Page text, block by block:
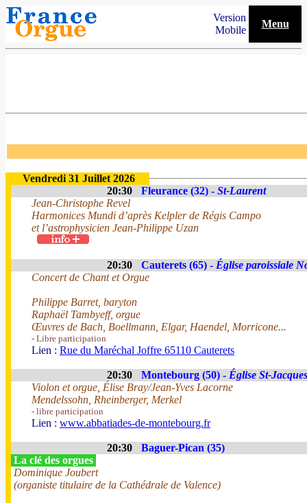
Version
Mobile
Menu
Vendredi 31 Juillet 2026
20:30
Fleurance (32) - St-Laurent
Jean-Christophe Revel
Harmonices Mundi d’après Kelpler de Régis Campo
et l’astrophysicien Jean-Philippe Uzan
20:30 Cauterets (65) - Église paroissiale
Concert de Chant et Orgue
Philippe Barret, baryton
Raphaël Tambyeff, orgue
Œuvres de Bach, Boellmann, Elgar, Haendel, Morricone...
- Libre participation
Lien : Rue du Maréchal Joffre 65110 Cauterets
20:30 Montebourg (50) - Église St-Jacques
Violon et orgue, Élise Bray/Jean-Yves Lacorne
Mendelssohn, Rheinberger, Merkel
- libre participation
Lien : www.abbatiades-de-montebourg.fr
20:30
Baguer-Pican (35)
La clé des orgues
Dominique Joubert
(organiste titulaire de la Cathédrale de Valence)